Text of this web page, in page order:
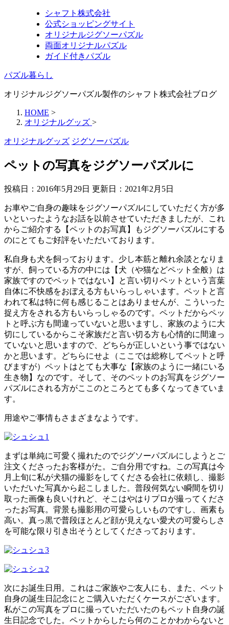
シャフト株式会社
公式ショッピングサイト
オリジナルジグソーパズル
両面オリジナルパズル
ガイド付きパズル
パズル暮らし
オリジナルジグソーパズル製作のシャフト株式会社ブログ
HOME >
オリジナルグッズ >
オリジナルグッズ ジグソーパズル
ペットの写真をジグソーパズルに
投稿日：2016年5月29日 更新日： 2021年2月5日
お車やご自身の趣味をジグソーパズルにしていただく方が多
いといったようなお話を以前させていただきましたが、これ
からご紹介する【ペットのお写真】もジグソーパズルにする
のにとてもご好評をいただいております。
私自身も犬を飼っております。少し本筋と離れ余談となりま
すが、飼っている方の中には【犬（や猫などペット全般）は
家族ですのでペットではない】と言い切りペットという言葉
自体に不快感をおぼえる方もいらっしゃいます。ペットと言
われて私は特に何も感じることはありませんが、こういった
捉え方をされる方もいらっしゃるのです。ペットだからペッ
トと呼ぶ方も間違っていないと思いますし、家族のように大
切にしているからこそ家族だと言い切る方も心情的に間違っ
ていないと思いますので、どちらが正しいという事ではない
かと思います。どちらにせよ（ここでは総称してペットと呼
びますが）ペットはとても大事な【家族のように一緒にいる
生き物】なのです。そして、そのペットのお写真をジグソー
パズルにされる方がここのところとても多くなってきていま
す。
用途やご事情もさまざまなようです。
まずは単純に可愛く撮れたのでジグソーパズルにしようとご
注文くださったお客様がた。ご自分用ですね。この写真は今
月上旬に私が犬猫の撮影をしてくださる会社に依頼し、撮影
いただいた写真から起こしました。普段何気ない瞬間を切り
取った画像も良いけれど、そこはやはりプロが撮ってくださ
ったお写真。背景も撮影用の可愛らしいものですし、画素も
高い。真っ黒で普段ほとんど顔が見えない愛犬の可愛らしさ
を可能な限り引き出そうとしてくださっております。
次にお誕生日用。これはご家族やご友人にも、また、ペット
自身の誕生日記念にとご購入いただくケースがございます。
私がこの写真をプロに撮っていただいたのもペット自身の誕
生日記念でした。ペットからしたら何のことかわからないと